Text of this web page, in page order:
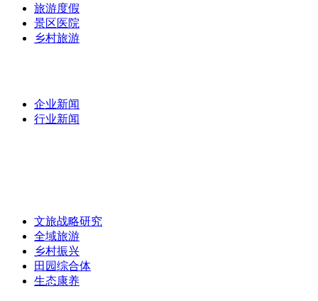
旅游度假
景区医院
乡村旅游
企业新闻
行业新闻
文旅战略研究
全域旅游
乡村振兴
田园综合体
生态康养